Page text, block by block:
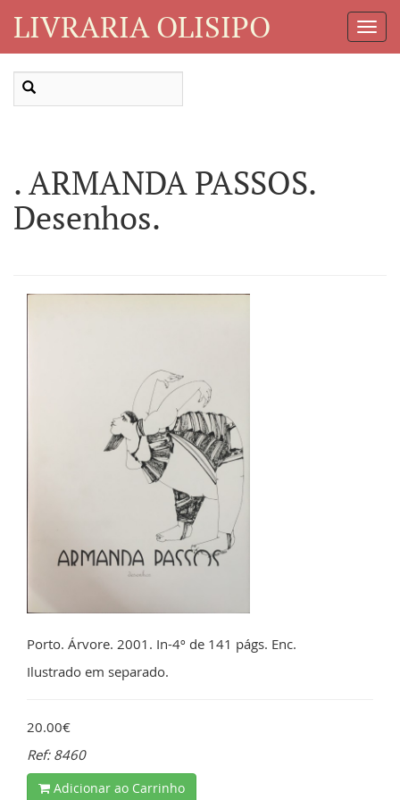
LIVRARIA OLISIPO
. ARMANDA PASSOS.
Desenhos.
Porto. Árvore. 2001. In-4º de 141 págs. Enc.
Ilustrado em separado.
20.00€
Ref: 8460
Adicionar ao Carrinho